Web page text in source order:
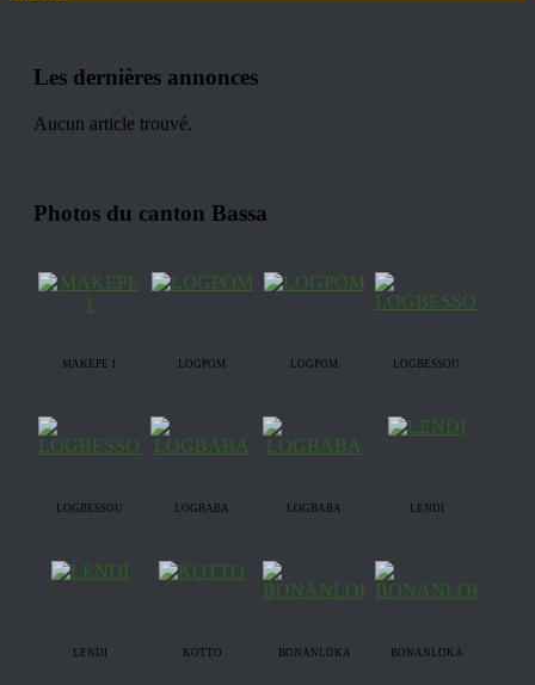
Les dernières annonces
Aucun article trouvé.
Photos du canton Bassa
MAKEPE 1 LOGPOM LOGPOM LOGBESSOU
LOGBESSOU LOGBABA LOGBABA LENDI
LENDI KOTTO BONANLOKA BONANLOKA